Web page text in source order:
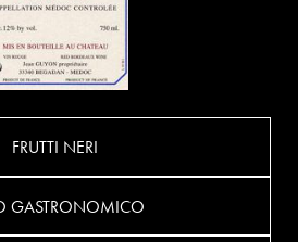
FRUTTI NERI
GASTRONOMICO